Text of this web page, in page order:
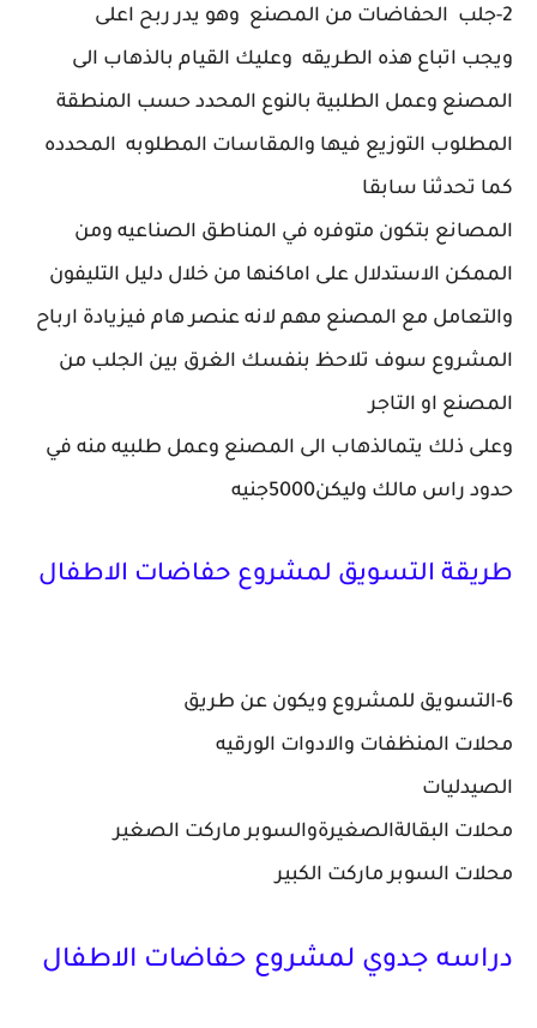
2-جلب الحفاضات من المصنع وهو يدر ربح اعلى
ويجب اتباع هذه الطريقه وعليك القيام بالذهاب الى
المصنع وعمل الطلبية بالنوع المحدد حسب المنطقة
المطلوب التوزيع فيها والمقاسات المطلوبه المحدده
كما تحدثنا سابقا
المصانع بتكون متوفره في المناطق الصناعيه ومن
الممكن الاستدلال على اماكنها من خلال دليل التليفون
والتعامل مع المصنع مهم لانه عنصر هام فيزيادة ارباح
المشروع سوف تلاحظ بنفسك الغرق بين الجلب من
المصنع او التاجر
وعلى ذلك يتمالذهاب الى المصنع وعمل طلبيه منه في
حدود راس مالك وليكن5000جنيه
طريقة التسويق لمشروع حفاضات الاطفال
6-التسويق للمشروع ويكون عن طريق
محلات المنظفات والادوات الورقيه
الصيدليات
محلات البقالةالصغيرةوالسوبر ماركت الصغير
محلات السوبر ماركت الكبير
دراسه جدوي لمشروع حفاضات الاطفال